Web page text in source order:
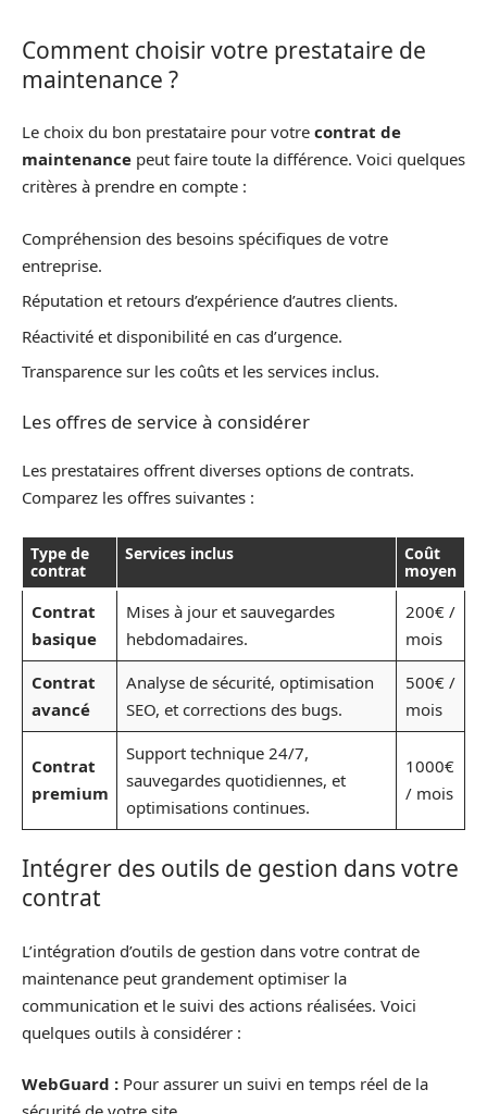
Comment choisir votre prestataire de
maintenance ?
Le choix du bon prestataire pour votre contrat de
maintenance peut faire toute la différence. Voici quelques
critères à prendre en compte :
Compréhension des besoins spécifiques de votre
entreprise.
Réputation et retours d’expérience d’autres clients.
Réactivité et disponibilité en cas d’urgence.
Transparence sur les coûts et les services inclus.
Les offres de service à considérer
Les prestataires offrent diverses options de contrats.
Comparez les offres suivantes :
Type de
contrat
Services inclus
Coût
moyen
Contrat
basique
Mises à jour et sauvegardes
hebdomadaires.
200€ /
mois
Contrat
avancé
Analyse de sécurité, optimisation
SEO, et corrections des bugs.
500€ /
mois
Contrat
premium
Support technique 24/7,
sauvegardes quotidiennes, et
optimisations continues.
1000€
/ mois
Intégrer des outils de gestion dans votre
contrat
L’intégration d’outils de gestion dans votre contrat de
maintenance peut grandement optimiser la
communication et le suivi des actions réalisées. Voici
quelques outils à considérer :
WebGuard : Pour assurer un suivi en temps réel de la